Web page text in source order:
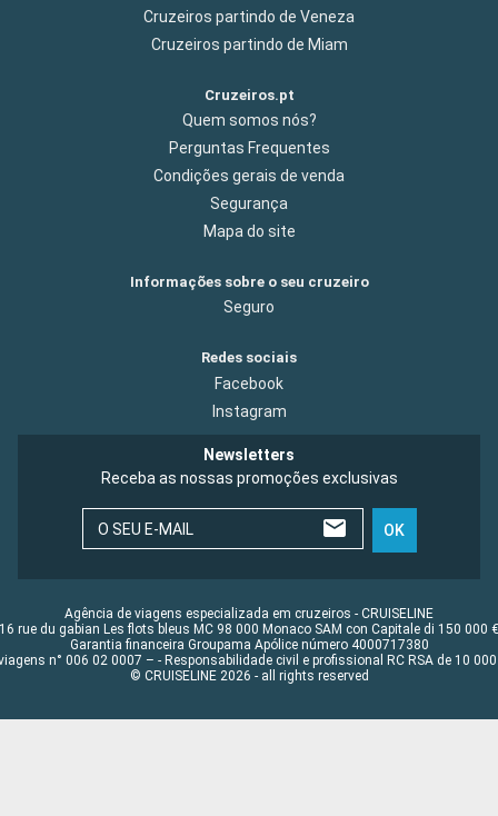
Cruzeiros partindo de Veneza
Cruzeiros partindo de Miam
Cruzeiros.pt
Quem somos nós?
Perguntas Frequentes
Condições gerais de venda
Segurança
Mapa do site
Informações sobre o seu cruzeiro
Seguro
Redes sociais
Facebook
Instagram
Newsletters
Receba as nossas promoções exclusivas
O SEU E-MAIL OK
Agência de viagens especializada em cruzeiros - CRUISELINE
16 rue du gabian Les flots bleus MC 98 000 Monaco SAM con Capitale di 150 000 €
Garantia financeira Groupama Apólice número 4000717380
n° 006 02 0007 – - Responsabilidade civil e profissional RC RSA de 10 000
© CRUISELINE 2026 - all rights reserved